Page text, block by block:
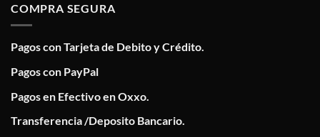
COMPRA SEGURA
Pagos con Tarjeta de Debito y Crédito.
Pagos con PayPal
Pagos en Efectivo en Oxxo.
Transferencia /Deposito Bancario.